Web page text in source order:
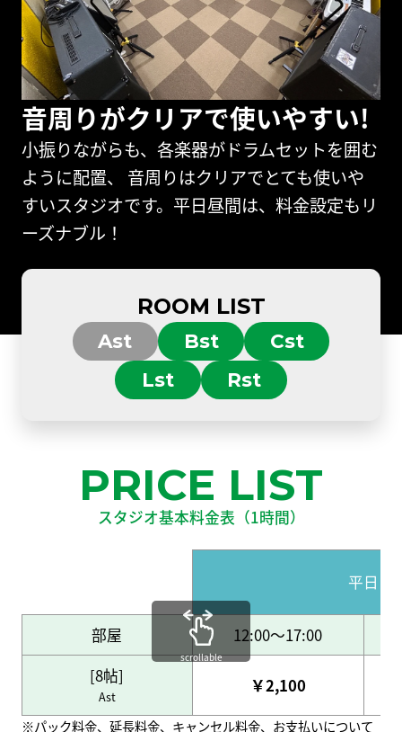
音周りがクリアで使いやすい!
小振りながらも、各楽器がドラムセットを囲む
ように配置、 音周りはクリアでとても使いや
すいスタジオです。平日昼間は、料金設定もリ
ーズナブル！
ROOM LIST
Ast Bst
Cst
Lst
Rst
PRICE LIST
スタジオ基本料金表（1時間）
平日
部屋
12:00～17:00
[8帖]
Ast
￥2,100
scrollable
※パック料金、延長料金、キャンセル料金、お支払いについて